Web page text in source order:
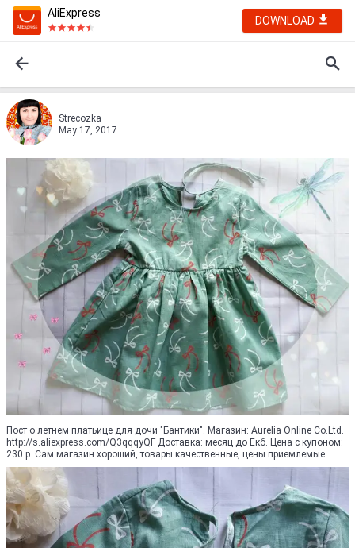
AliExpress
DOWNLOAD
Strecozka
May 17, 2017
Пост о летнем платьице для дочи "Бантики". Магазин: Aurelia Online Co.Ltd.
http://s.aliexpress.com/Q3qqqyQF Доставка: месяц до Екб. Цена с купоном:
230 р. Сам магазин хороший, товары качественные, цены приемлемые.